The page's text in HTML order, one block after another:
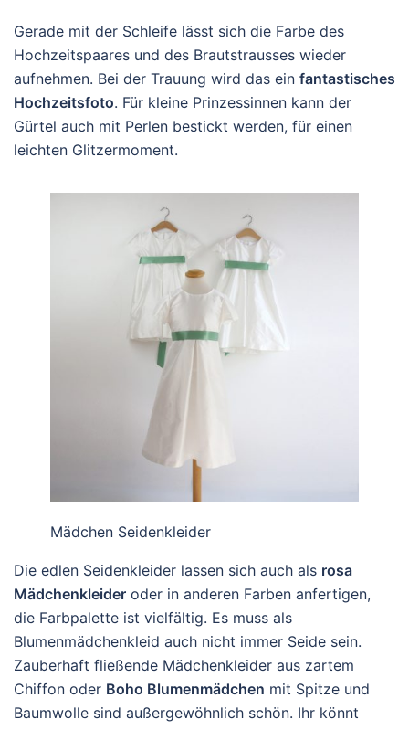
Gerade mit der Schleife lässt sich die Farbe des
Hochzeitspaares und des Brautstrausses wieder
aufnehmen. Bei der Trauung wird das ein fantastisches
Hochzeitsfoto. Für kleine Prinzessinnen kann der
Gürtel auch mit Perlen bestickt werden, für einen
leichten Glitzermoment.
Mädchen Seidenkleider
Die edlen Seidenkleider lassen sich auch als rosa
Mädchenkleider oder in anderen Farben anfertigen,
die Farbpalette ist vielfältig. Es muss als
Blumenmädchenkleid auch nicht immer Seide sein.
Zauberhaft fließende Mädchenkleider aus zartem
Chiffon oder Boho Blumenmädchen mit Spitze und
Baumwolle sind außergewöhnlich schön. Ihr könnt